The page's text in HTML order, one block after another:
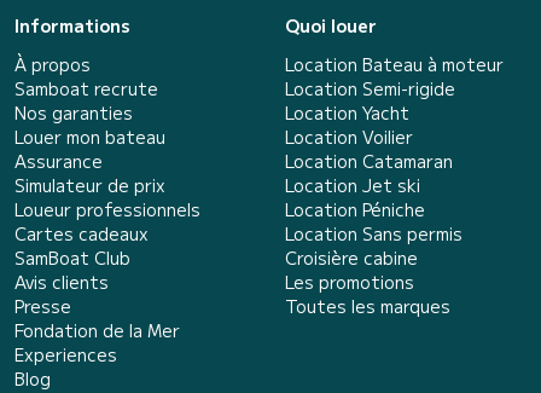
Informations
À propos
Samboat recrute
Nos garanties
Louer mon bateau
Assurance
Simulateur de prix
Loueur professionnels
Cartes cadeaux
SamBoat Club
Avis clients
Presse
Fondation de la Mer
Experiences
Blog
Quoi louer
Location Bateau à moteur
Location Semi-rigide
Location Yacht
Location Voilier
Location Catamaran
Location Jet ski
Location Péniche
Location Sans permis
Croisière cabine
Les promotions
Toutes les marques